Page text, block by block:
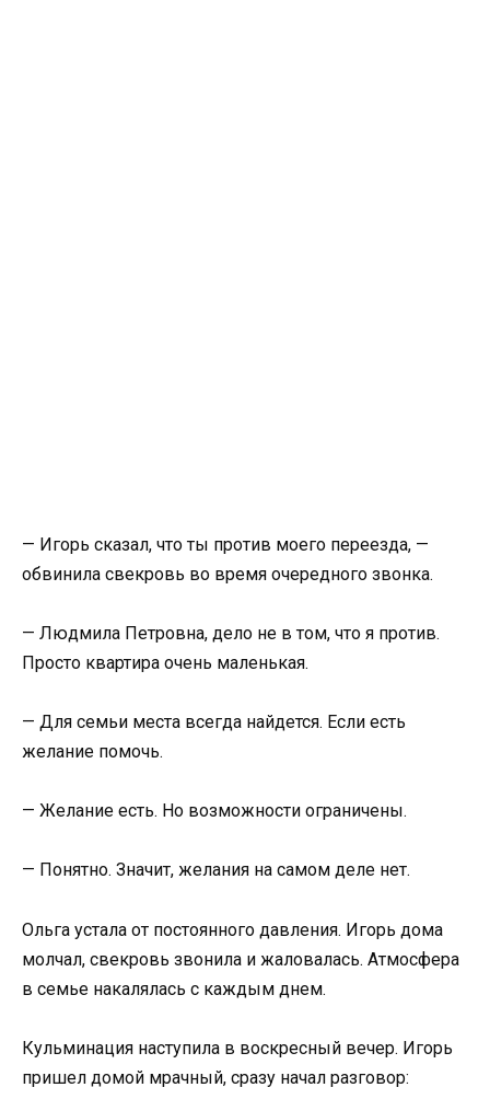
— Игорь сказал, что ты против моего переезда, —
обвинила свекровь во время очередного звонка.
— Людмила Петровна, дело не в том, что я против.
Просто квартира очень маленькая.
— Для семьи места всегда найдется. Если есть
желание помочь.
— Желание есть. Но возможности ограничены.
— Понятно. Значит, желания на самом деле нет.
Ольга устала от постоянного давления. Игорь дома
молчал, свекровь звонила и жаловалась. Атмосфера
в семье накалялась с каждым днем.
Кульминация наступила в воскресный вечер. Игорь
пришел домой мрачный, сразу начал разговор: